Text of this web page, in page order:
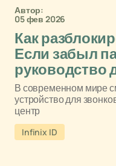
Автор:
05 фев 2026
Как
Если забыл
руководство
В современном мире
устройство для
центр
Infinix ID